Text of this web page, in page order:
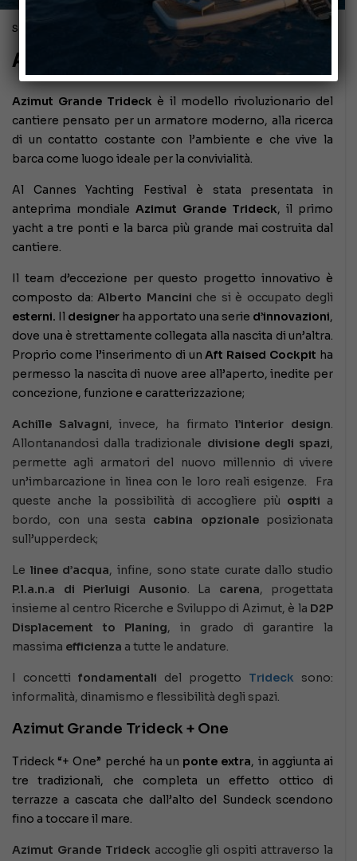
Settembre 19, 2021
Azimut Grande Trideck
Azimut Grande Trideck è il modello rivoluzionario del
cantiere pensato per un armatore moderno, alla ricerca
di un contatto costante con l’ambiente e che vive la
barca come luogo ideale per la convivialità.
Al Cannes Yachting Festival è stata presentata in
anteprima mondiale Azimut Grande Trideck, il primo
yacht a tre ponti e la barca più grande mai costruita dal
cantiere.
Il team d’eccezione per questo progetto innovativo è
composto da: Alberto Mancini che si è occupato degli
esterni. Il designer ha apportato una serie d’innovazioni,
dove una è strettamente collegata alla nascita di un’altra.
Proprio come l’inserimento di unAft Raised Cockpit ha
permesso la nascita di nuove aree all’aperto, inedite per
concezione, funzione e caratterizzazione;
Achille Salvagni, invece, ha firmatol’interior design.
Allontanandosi dalla tradizionale divisione degli spazi,
permette agli armatori del nuovo millennio di vivere
un’imbarcazione in linea con le loro reali esigenze. Fra
queste anche la possibilità di accogliere più ospiti a
bordo, con una sesta cabina opzionaleposizionata
sull’upperdeck;
Le linee d’acqua, infine, sono state curate dallo studio
P.l.a.n.a di Pierluigi Ausonio. La carena, progettata
insieme al centro Ricerche e Sviluppo di Azimut, è la D2P
Displacement to Planing, in grado di garantire la
massima efficienza a tutte le andature.
I concetti fondamentali del progetto Trideck sono:
informalità, dinamismo e flessibilità degli spazi.
Azimut Grande Trideck + One
Trideck “+ One” perché ha un ponte extra, in aggiunta ai
tre tradizionali, che completa un effetto ottico di
terrazze a cascata che dall’alto del Sundeck scendono
fino a toccare il mare.
Azimut Grande Trideck accoglie gli ospiti attraverso la